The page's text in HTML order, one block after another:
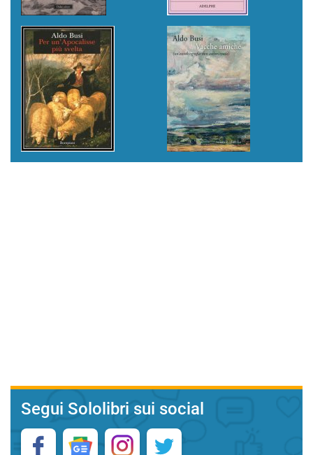
Segui Sololibri sui social